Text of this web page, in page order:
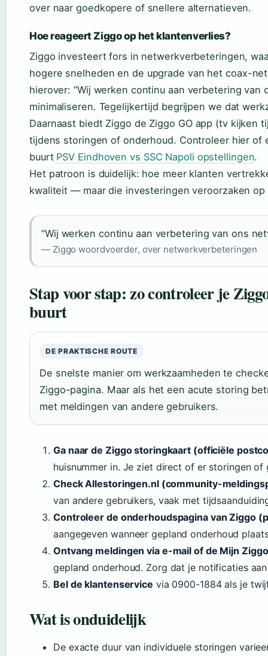
over naar goedkopere of snellere alternatieven.
Hoe reageert Ziggo op het klantenverlies?
Ziggo investeert fors in netwerkverbeteringen,
hogere snelheden en de upgrade van het coax-
hierover: “Wij werken continu aan verbetering
minimaliseren. Tegelijkertijd begrijpen we dat
Daarnaast biedt Ziggo de Ziggo GO app (tv kijken
tijdens storingen of onderhoud. Controleer hier of
buurt PSV Eindhoven vs SSC Napoli opstellingen.
Het patroon is duidelijk: hoe meer klanten
kwaliteit — maar die investeringen veroorzaken
“Wij werken continu aan verbetering van ons
— Ziggo woordvoerder, over netwerkverbeteringen
Stap voor stap: zo controleer je
buurt
DE PRAKTISCHE ROUTE
De snelste manier om werkzaamheden te
Ziggo-pagina. Maar als het een acute storing
met meldingen van andere gebruikers.
Ga naar de Ziggo storingkaart (officiële
huisnummer in. Je ziet direct of er storingen
Check Allestoringen.nl (community-
van andere gebruikers, vaak met
Controleer de onderhoudspagina van Ziggo
aangegeven wanneer gepland onderhoud
Ontvang meldingen via e-mail of de Mijn
gepland onderhoud. Zorg dat je notificaties
Bel de klantenservice via 0900-1884 als je
Wat is onduidelijk
De exacte duur van individuele storingen